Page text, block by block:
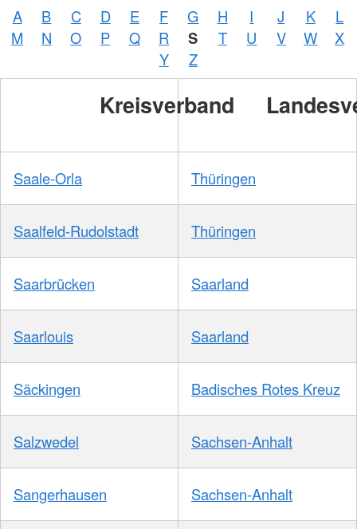
A B C D E F G H I J K
L
M
N O P Q R S T U V W
X
Y
Z
Kreisverband
Saale-Orla Thüringen
Saalfeld-Rudolstadt Thüringen
Saarbrücken Saarland
Saarlouis Saarland
Säckingen Badisches Rotes Kreuz
Salzwedel Sachsen-Anhalt
Sangerhausen Sachsen-Anhalt
Foto:
Zelck /
GmbH